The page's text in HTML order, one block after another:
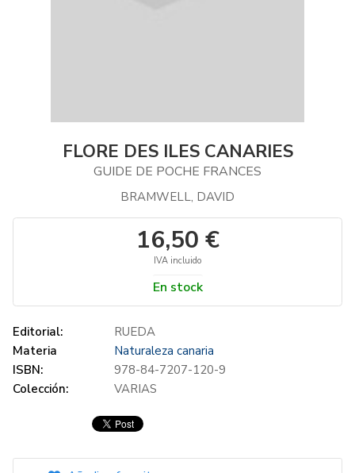
FLORE DES ILES CANARIES
GUIDE DE POCHE FRANCES
BRAMWELL, DAVID
16,50 €
IVA incluido
En stock
Editorial:
RUEDA
Materia
Naturaleza canaria
ISBN:
978-84-7207-120-9
Colección:
VARIAS